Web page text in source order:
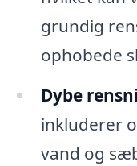
grundig
ophobede
Dybe
inkluderer
vand og